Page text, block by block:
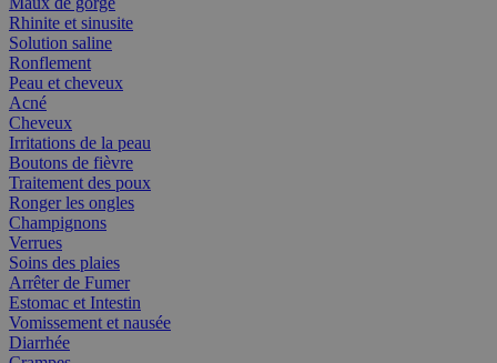
Rhinite et sinusite
Solution saline
Ronflement
Peau et cheveux
Acné
Cheveux
Irritations de la peau
Boutons de fièvre
Traitement des poux
Ronger les ongles
Champignons
Verrues
Soins des plaies
Arrêter de Fumer
Estomac et Intestin
Vomissement et nausée
Diarrhée